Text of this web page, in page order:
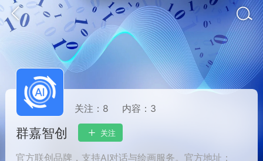
关注： 8 内容： 3
群嘉智创 关注
官方联创品牌，支持AI对话与绘画服务。官方地址：